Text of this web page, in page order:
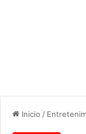
Inicio /